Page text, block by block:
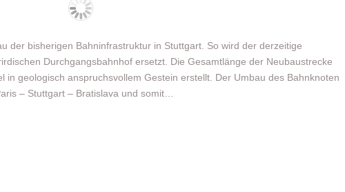
der bisherigen Bahninfrastruktur in Stuttgart. So wird der derzeitige
Durchgangsbahnhof ersetzt. Die Gesamtlänge der Neubaustrecke
in geologisch anspruchsvollem Gestein erstellt. Der Umbau des Bahnknoten
– Stuttgart – Bratislava und somit…